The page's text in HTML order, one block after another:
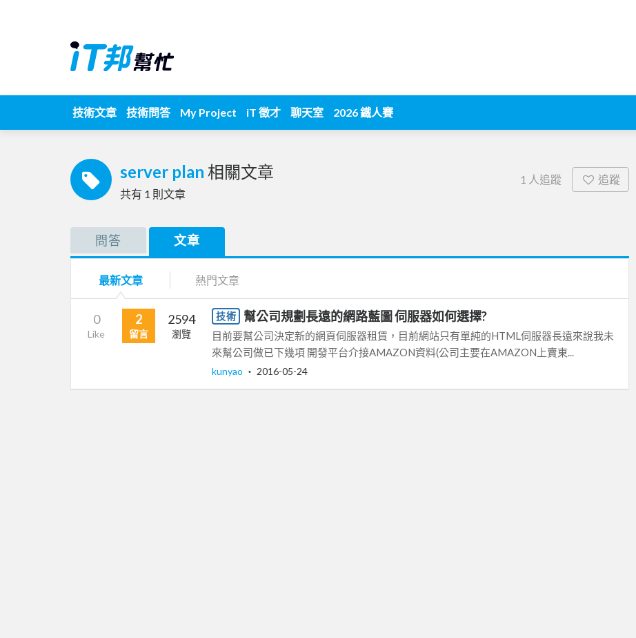
技術文章 技術問答 My Project iT 徵才 聊天室 2026 鐵人賽
server plan 相關文章
共有 1 則文章
1 人追蹤 追蹤
問答 文章
最新文章 熱門文章
0
Like
2
留言
2594
瀏覽
技術 幫公司規劃長遠的網路藍圖 伺服器如何選擇?
目前要幫公司決定新的網頁伺服器租賃，目前網站只有單純的HTML伺服器長遠來說我未
來幫公司做已下幾項 開發平台介接AMAZON資料(公司主要在AMAZON上賣東...
kunyao ‧ 2016-05-24